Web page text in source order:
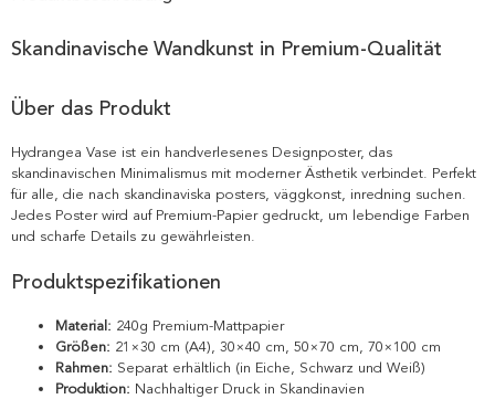
Skandinavische Wandkunst in Premium-Qualität
Über das Produkt
Hydrangea Vase ist ein handverlesenes Designposter, das
skandinavischen Minimalismus mit moderner Ästhetik verbindet. Perfekt
für alle, die nach skandinaviska posters, väggkonst, inredning suchen.
Jedes Poster wird auf Premium-Papier gedruckt, um lebendige Farben
und scharfe Details zu gewährleisten.
Produktspezifikationen
Material: 240g Premium-Mattpapier
Größen: 21×30 cm (A4), 30×40 cm, 50×70 cm, 70×100 cm
Rahmen: Separat erhältlich (in Eiche, Schwarz und Weiß)
Produktion: Nachhaltiger Druck in Skandinavien